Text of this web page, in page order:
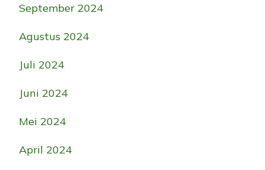
September 2024
Agustus 2024
Juli 2024
Juni 2024
Mei 2024
April 2024